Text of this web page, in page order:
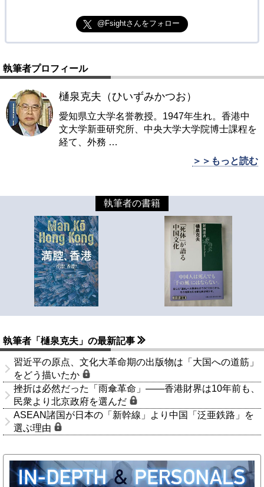
@Fsightさんをフォロー
執筆者プロフィール
樋泉克夫（ひいずみかつお）
愛知県立大学名誉教授。1947年生れ。香港中
文大学新亜研究所、中央大学大学院博士課程を
経て、外務 …
＞＞もっと読む
執筆者の書籍
執筆者「樋泉克夫」の最新記事
習近平の原点、文化大革命期の出版物は「大国への道筋」
をどう描いたか
挫折は必然だった「雨傘革命」――香港財界は10年前も、
民衆より北京政府を選んだ
ASEAN諸国が日本の「新幹線」より中国「泛亜鉄路」を
選ぶ理由